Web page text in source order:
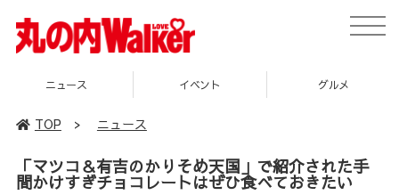
toggle
ニュース イベント グルメ
TOP > ニュース
「マツコ＆有吉のかりそめ天国」で紹介された手
間かけすぎチョコレートはぜひ食べておきたい